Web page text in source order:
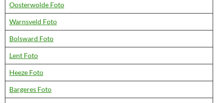
Oosterwolde Foto
Warnsveld Foto
Bolsward Foto
Lent Foto
Heeze Foto
Bargeres Foto